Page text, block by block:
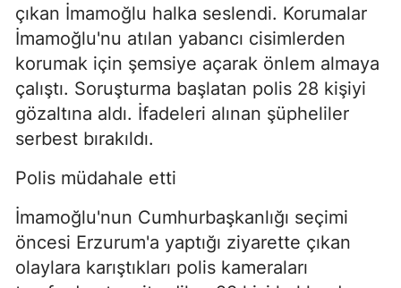
çıkan İmamoğlu halka seslendi. Korumalar
İmamoğlu'nu atılan yabancı cisimlerden
korumak için şemsiye açarak önlem almaya
çalıştı. Soruşturma başlatan polis 28 kişiyi
gözaltına aldı. İfadeleri alınan şüpheliler
serbest bırakıldı.
Polis müdahale etti
İmamoğlu'nun Cumhurbaşkanlığı seçimi
öncesi Erzurum'a yaptığı ziyarette çıkan
olaylara karıştıkları polis kameraları